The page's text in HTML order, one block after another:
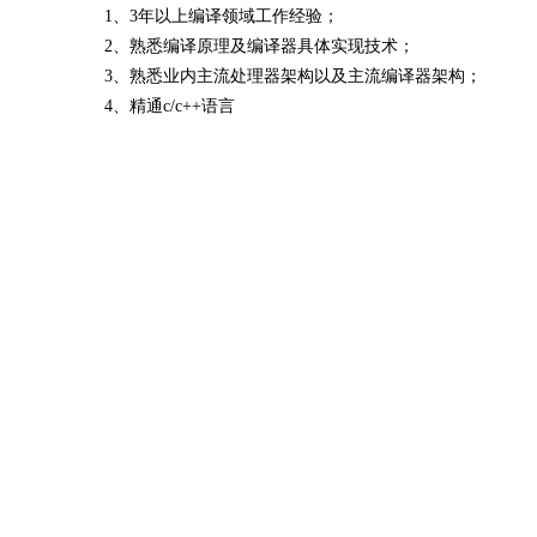
1、3年以上编译领域工作经验；
2、熟悉编译原理及编译器具体实现技术；
3、熟悉业内主流处理器架构以及主流编译器架构；
4、精通c/c++语言